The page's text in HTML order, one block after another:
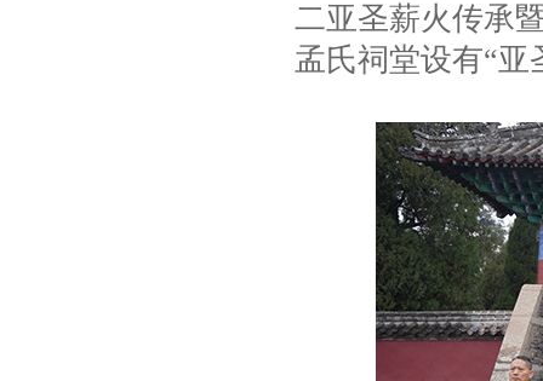
二亚圣薪火传承
孟氏祠堂设有“亚